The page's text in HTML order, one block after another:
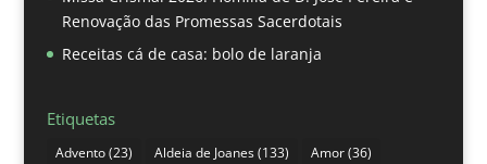
Renovação das Promessas Sacerdotais
Receitas cá de casa: bolo de laranja
Etiquetas
Advento(23) Aldeia de Joanes(133) Amor(36)